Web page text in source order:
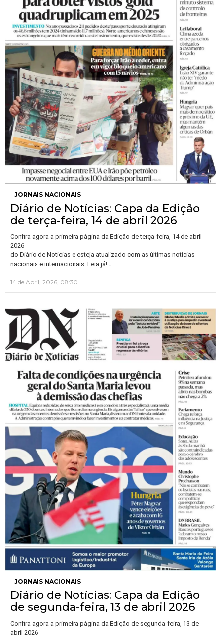
JORNAIS NACIONAIS
Diário de Notícias: Capa da Edição
de terça-feira, 14 de abril 2026
Confira agora a primeira página da Edição de terça-feira, 14 de abril
2026
do Diário de Notícias e esteja atualizado com as últimas notícias
nacionais e internacionais. Leia já! …
14 de Abril, 2026, 08:30
JORNAIS NACIONAIS
Diário de Notícias: Capa da Edição
de segunda-feira, 13 de abril 2026
Confira agora a primeira página da Edição de segunda-feira, 13 de
abril 2026